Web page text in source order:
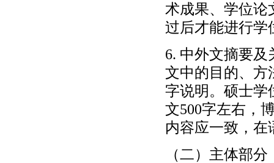
术成果、学位论
过后才能进行学
6. 中外文摘要
文中的目的、方
字说明。硕士学
文500字左右，
内容应一致，在
（二）主体部分